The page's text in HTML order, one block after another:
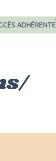
ADHÉRENTE